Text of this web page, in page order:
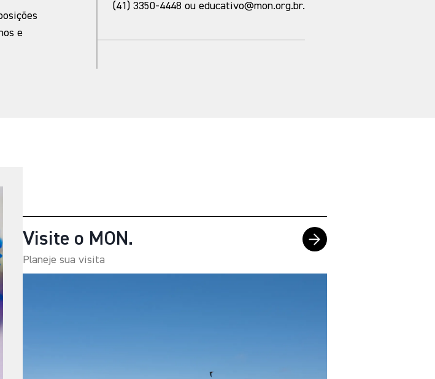
e
(41) 3350-4448 ou educativo@mon.org.br.
Visite o MON.
Planeje sua visita